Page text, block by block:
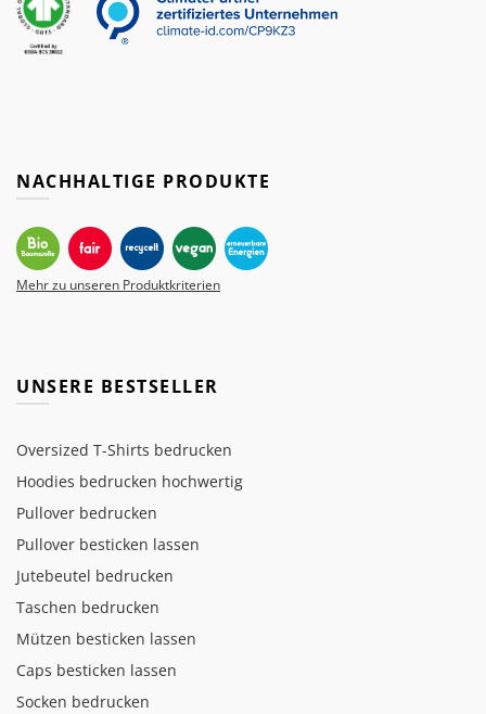
NACHHALTIGE PRODUKTE
Mehr zu unseren Produktkriterien
UNSERE BESTSELLER
Oversized T-Shirts bedrucken
Hoodies bedrucken hochwertig
Pullover bedrucken
Pullover besticken lassen
Jutebeutel bedrucken
Taschen bedrucken
Mützen besticken lassen
Caps besticken lassen
Socken bedrucken